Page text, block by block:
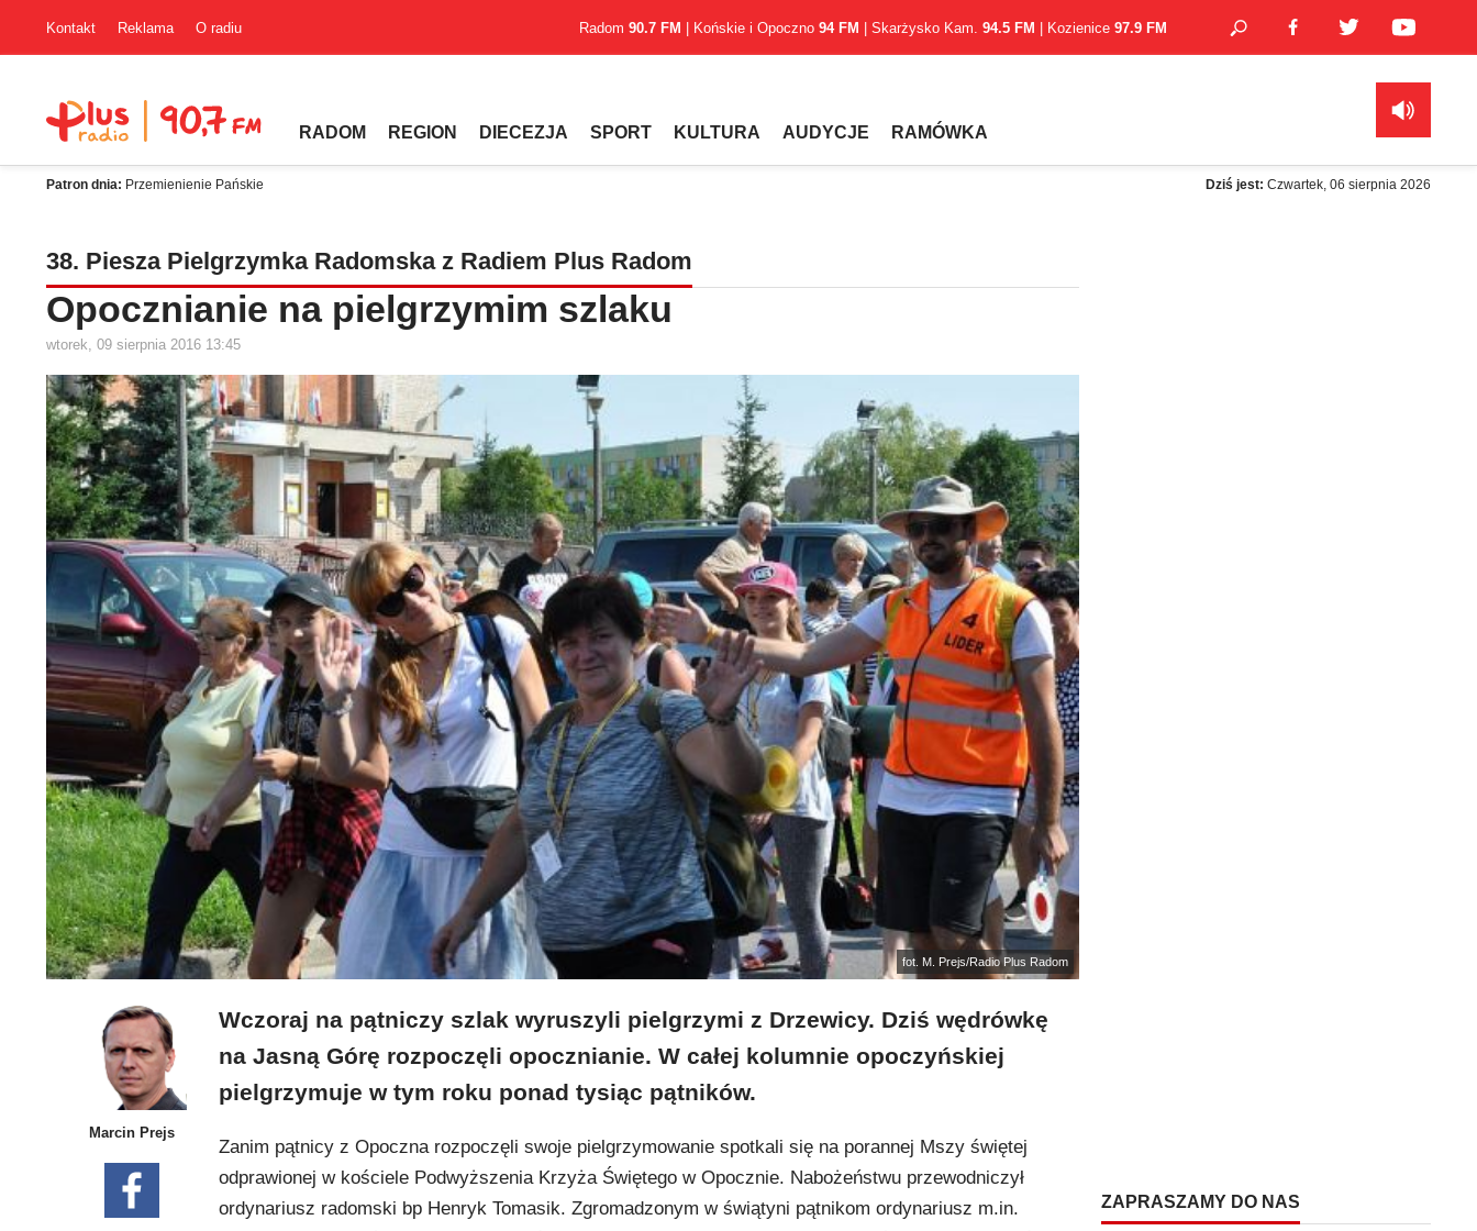
Kontakt Reklama O radiu Radom 90.7 FM | Końskie i Opoczno 94 FM | Skarżysko Kam. 94.5 FM | Kozienice 97.9 FM
RADOM REGION DIECEZJA SPORT KULTURA AUDYCJE RAMÓWKA
Patron dnia: Przemienienie Pańskie Dziś jest: Czwartek, 06 sierpnia 2026
38. Piesza Pielgrzymka Radomska z Radiem Plus Radom
Opocznianie na pielgrzymim szlaku
wtorek, 09 sierpnia 2016 13:45
fot. M. Prejs/Radio Plus Radom
Marcin Prejs
Wczoraj na pątniczy szlak wyruszyli pielgrzymi z Drzewicy. Dziś wędrówkę
na Jasną Górę rozpoczęli opocznianie. W całej kolumnie opoczyńskiej
pielgrzymuje w tym roku ponad tysiąc pątników.
Zanim pątnicy z Opoczna rozpoczęli swoje pielgrzymowanie spotkali się na porannej Mszy świętej
odprawionej w kościele Podwyższenia Krzyża Świętego w Opocznie. Nabożeństwu przewodniczył
ordynariusz radomski bp Henryk Tomasik. Zgromadzonym w świątyni pątnikom ordynariusz m.in.
ZAPRASZAMY DO NAS